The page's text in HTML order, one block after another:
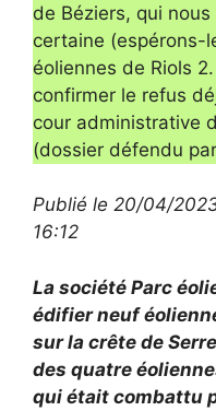
de Béziers, qui
certaine (espérons-
éoliennes de Riols
confirmer le refus
cour administrative
(dossier défendu
Publié le 20/04/
16:12
La société Parc
édifier neuf
sur la crête de
des quatre
qui était combattu